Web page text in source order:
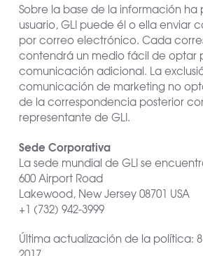
Sobre la base de la información
usuario, GLI puede él o ella enviar
por correo electrónico. Cada
contendrá un medio fácil de optar
comunicación adicional. La
comunicación de marketing no
de la correspondencia posterior
representante de GLI.
Sede Corporativa
La sede mundial de GLI se
600 Airport Road
Lakewood, New Jersey 08701 USA
+1 (732) 942-3999
Última actualización de la política: